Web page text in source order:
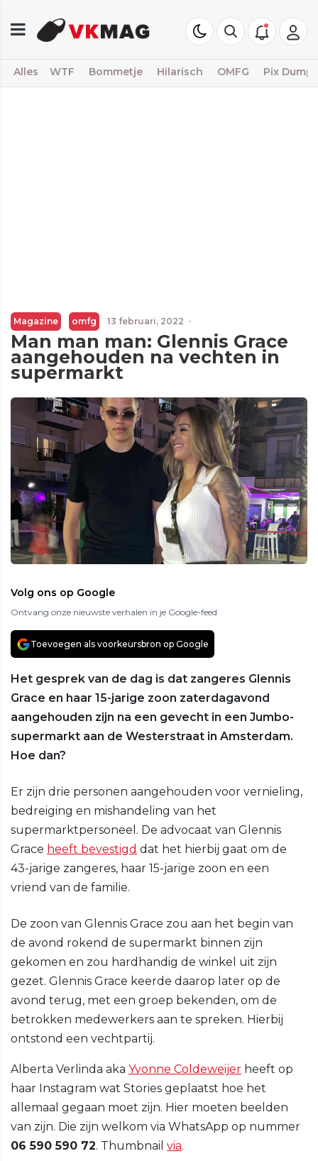
Alles WTF Bommetje Hilarisch OMFG Pix Dump
Magazine omfg 13 februari, 2022 ·
Man man man: Glennis Grace
aangehouden na vechten in
supermarkt
Volg ons op Google
Ontvang onze nieuwste verhalen in je Google-feed
Toevoegen als voorkeursbron op Google
Het gesprek van de dag is dat zangeres Glennis
Grace en haar 15-jarige zoon zaterdagavond
aangehouden zijn na een gevecht in een Jumbo-
supermarkt aan de Westerstraat in Amsterdam.
Hoe dan?
Er zijn drie personen aangehouden voor vernieling,
bedreiging en mishandeling van het
supermarktpersoneel. De advocaat van Glennis
Grace heeft bevestigd dat het hierbij gaat om de
43-jarige zangeres, haar 15-jarige zoon en een
vriend van de familie.
De zoon van Glennis Grace zou aan het begin van
de avond rokend de supermarkt binnen zijn
gekomen en zou hardhandig de winkel uit zijn
gezet. Glennis Grace keerde daarop later op de
avond terug, met een groep bekenden, om de
betrokken medewerkers aan te spreken. Hierbij
ontstond een vechtpartij.
Alberta Verlinda aka Yvonne Coldeweijer heeft op
haar Instagram wat Stories geplaatst hoe het
allemaal gegaan moet zijn. Hier moeten beelden
van zijn. Die zijn welkom via WhatsApp op nummer
06 590 590 72. Thumbnail via.